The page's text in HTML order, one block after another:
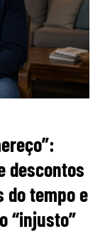
descontos
do tempo e
“injusto”